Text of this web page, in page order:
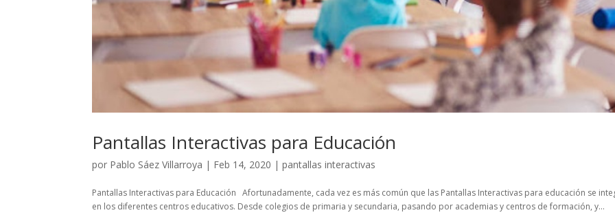
Pantallas Interactivas para Educación
por Pablo Sáez Villarroya | Feb 14, 2020 |pantallas interactivas
Pantallas Interactivas para Educación Afortunadamente, cada vez es más común que las Pantallas Interactivas para educación se
en los diferentes centros educativos. Desde colegios de primaria y secundaria, pasando por academias y centros de formación, y...